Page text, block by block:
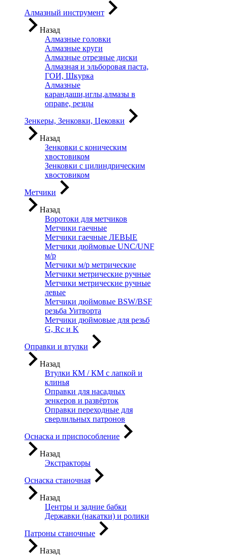
Алмазный инструмент
Назад
Алмазные головки
Алмазные круги
Алмазные отрезные диски
Алмазная и эльборовая паста,
ГОИ, Шкурка
Алмазные
карандаши,иглы,алмазы в
оправе, резцы
Зенкеры, Зенковки, Цековки
Назад
Зенковки с коническим
хвостовиком
Зенковки с цилиндрическим
хвостовиком
Метчики
Назад
Воротоки для метчиков
Метчики гаечные
Метчики гаечные ЛЕВЫЕ
Метчики дюймовые UNC/UNF
м/р
Метчики м/р метрические
Метчики метрические ручные
Метчики метрические ручные
левые
Метчики дюймовые BSW/BSF
резьба Уитворта
Метчики дюймовые для резьб
G, Rc и K
Оправки и втулки
Назад
Втулки КМ / КМ с лапкой и
клинья
Оправки для насадных
зенкеров и развёрток
Оправки переходные для
сверлильных патронов
Оснаска и приспособление
Назад
Экстракторы
Оснаска станочная
Назад
Центры и задние бабки
Державки (накатки) и ролики
Патроны станочные
Назад